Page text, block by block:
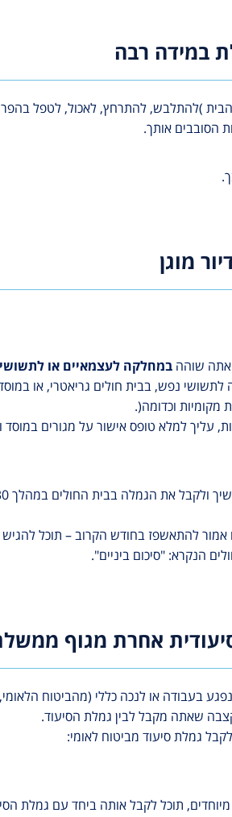
במידה רבה
הבית )להתלבש, להתרחץ, לאכול, לטפל
הסובבים אותך.
מוגן
אתה שוהה במחלקה לעצמאיים או
נפש, בבית חולים גריאטרי, או
מקומיות וכדומה(.
עליך למלא טופס אישור על מגורים במוסד
הגמלה בבית החולים במהלך 30 הימים הראשונים
להתאשפז בחודש הקרוב – תוכל
הנקרא: "סיכום ביניים".
אחרת מגוף
בעבודה או לנכה כללי (מהביטוח
שאתה מקבל לבין גמלת הסיעוד.
גמלת סיעוד מביטוח לאומי:
תוכל לקבל אותה ביחד עם גמלת